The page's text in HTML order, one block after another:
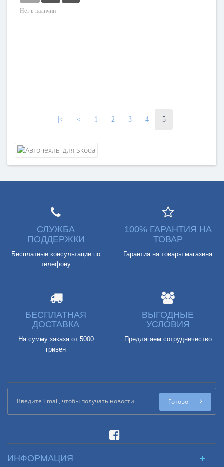
Нет в наличии
|< < 1 2 3 4 5
СЛУЖБА
ПОДДЕРЖКИ
Бесплатные консультации по
телефону
100% ГАРАНТИЯ НА
ТОВАР
Гарантия на товары магазина
БЕСПЛАТНАЯ
ДОСТАВКА
На сумму заказа от 5000
гривен
ВЫГОДНЫЕ
УСЛОВИЯ
Предлагаем сотрудничество
Готово
ИНФОРМАЦИЯ